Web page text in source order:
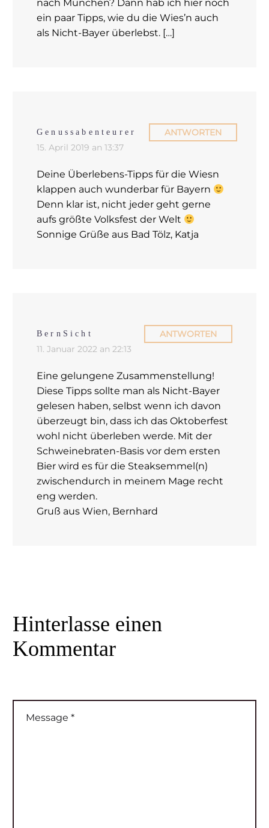
nach München? Dann hab ich hier noch
ein paar Tipps, wie du die Wies’n auch
als Nicht-Bayer überlebst. […]
Genussabenteurer
15. April 2019 an 13:37
ANTWORTEN
Deine Überlebens-Tipps für die Wiesn
klappen auch wunderbar für Bayern
Denn klar ist, nicht jeder geht gerne
aufs größte Volksfest der Welt
Sonnige Grüße aus Bad Tölz, Katja
BernSicht
11. Januar 2022 an 22:13
ANTWORTEN
Eine gelungene Zusammenstellung!
Diese Tipps sollte man als Nicht-Bayer
gelesen haben, selbst wenn ich davon
überzeugt bin, dass ich das Oktoberfest
wohl nicht überleben werde. Mit der
Schweinebraten-Basis vor dem ersten
Bier wird es für die Steaksemmel(n)
zwischendurch in meinem Mage recht
eng werden.
Gruß aus Wien, Bernhard
Hinterlasse einen
Kommentar